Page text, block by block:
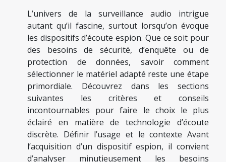
L’univers de la surveillance audio intrigue
autant qu’il fascine, surtout lorsqu’on évoque
les dispositifs d’écoute espion. Que ce soit pour
des besoins de sécurité, d’enquête ou de
protection de données, savoir comment
sélectionner le matériel adapté reste une étape
primordiale. Découvrez dans les sections
suivantes les critères et conseils
incontournables pour faire le choix le plus
éclairé en matière de technologie d’écoute
discrète. Définir l’usage et le contexte Avant
l’acquisition d’un dispositif espion, il convient
d’analyser minutieusement les besoins